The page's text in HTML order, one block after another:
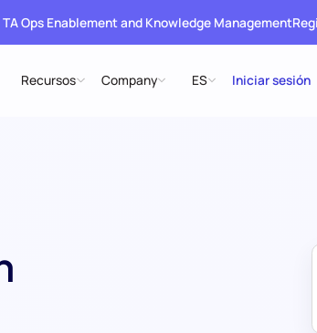
Ops Enablement and Knowledge Management
Recursos Company ES Iniciar sesión